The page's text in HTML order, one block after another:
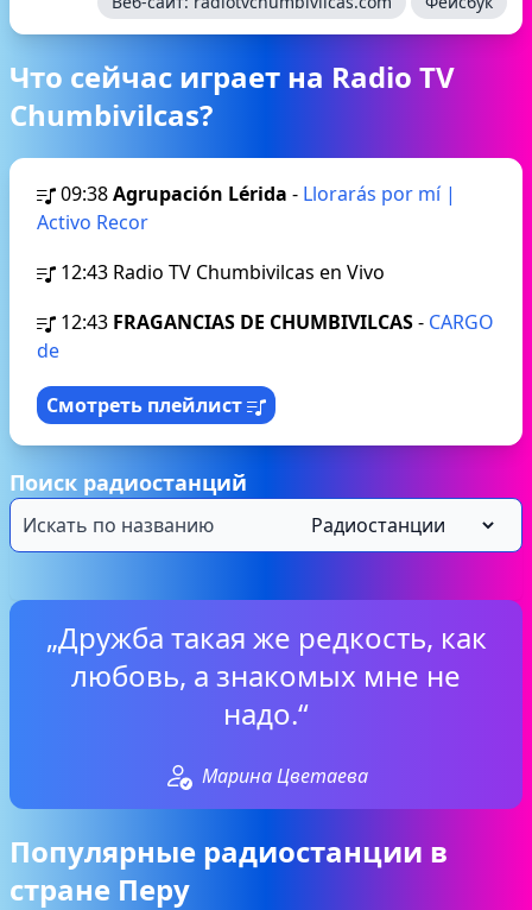
Что сейчас играет на Radio TV
Chumbivilcas?
09:38Agrupación Lérida - Llorarás por mí |
Activo Recor
12:43 Radio TV Chumbivilcas en Vivo
12:43 FRAGANCIAS DE CHUMBIVILCAS- CARGO
de
Смотреть плейлист
Поиск радиостанций
„Дружба такая же редкость, как
любовь, а знакомых мне не
надо.“
Марина Цветаева
Популярные радиостанции в
стране Перу